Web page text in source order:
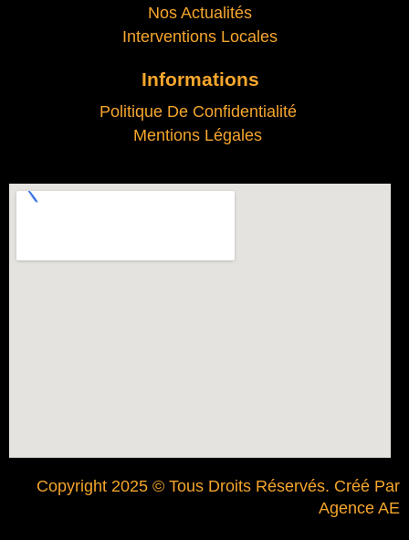
Nos Actualités
Interventions Locales
Informations
Politique De Confidentialité
Mentions Légales
Copyright 2025 © Tous Droits Réservés. Créé Par
Agence AE